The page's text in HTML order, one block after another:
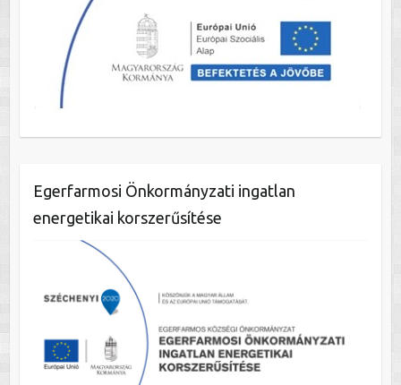
Egerfarmosi Önkormányzati ingatlan
energetikai korszerűsítése